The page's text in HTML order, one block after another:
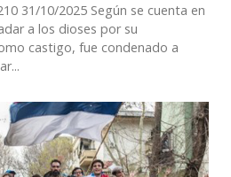
31/10/2025 Según se cuenta en
a los dioses por su
castigo, fue condenado a